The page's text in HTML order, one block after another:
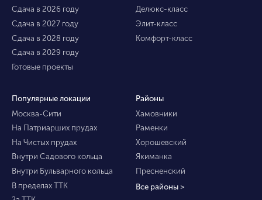
Сдача в 2026 году
Сдача в 2027 году
Сдача в 2028 году
Сдача в 2029 году
Готовые проекты
Делюкс-класс
Элит-класс
Комфорт-класс
Популярные локации
Москва-Сити
На Патриарших прудах
На Чистых прудах
Внутри Садового кольца
Внутри Бульварного кольца
В пределах ТТК
Районы
Хамовники
Раменки
Хорошевский
Якиманка
Пресненский
Все районы >